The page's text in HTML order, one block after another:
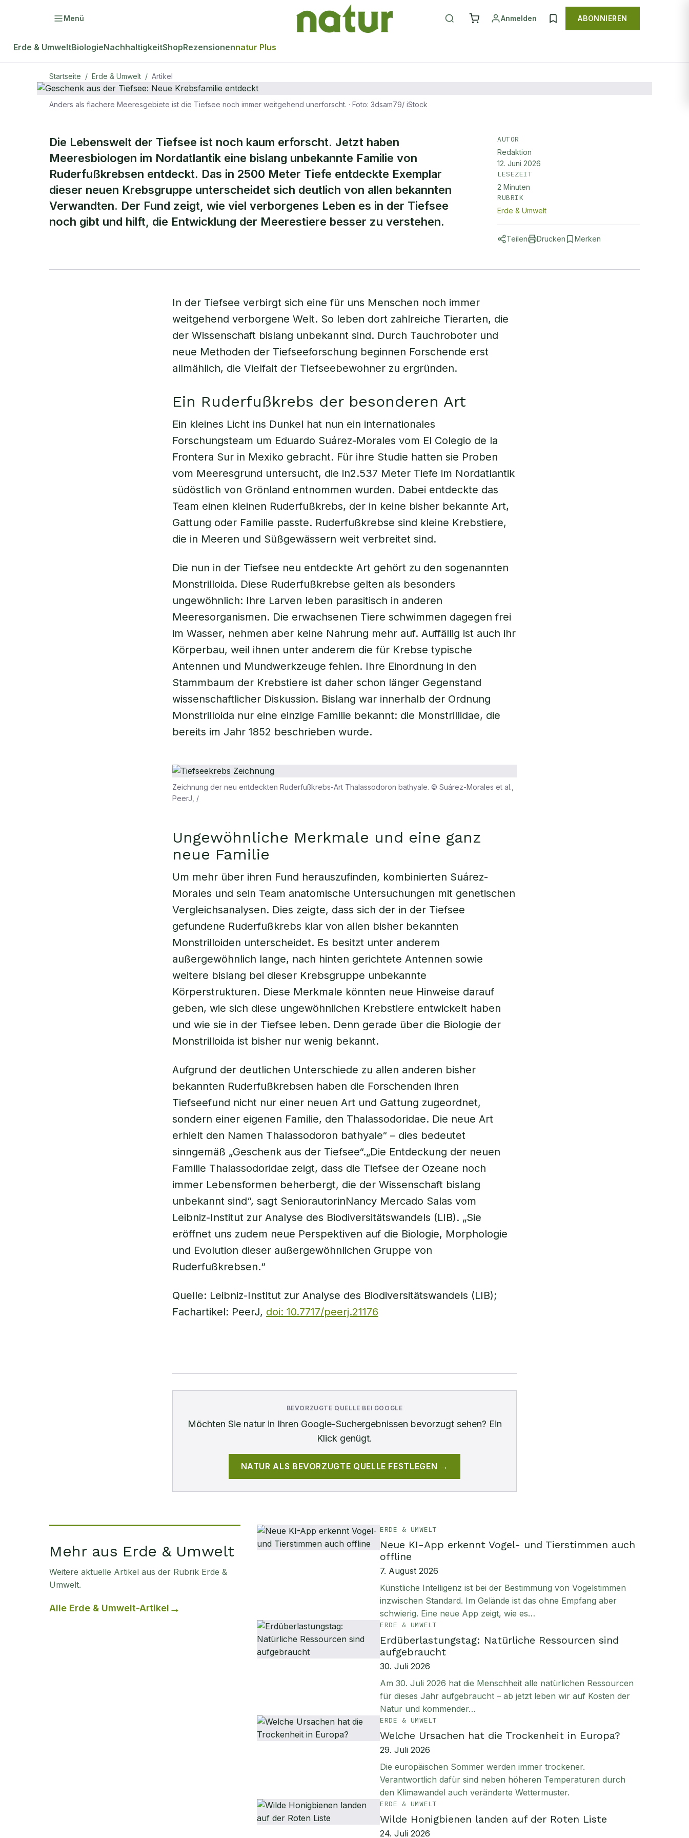
Menü Anmelden ABONNIEREN
Erde & UmweltBiologieNachhaltigkeitShopRezensionennatur Plus
Startseite / Erde & Umwelt / Artikel
Geschenk aus der Tiefsee: Neue
Krebsfamilie entdeckt
Anders als flachere Meeresgebiete ist die Tiefsee noch immer weitgehend unerforscht. · Foto: 3dsam79/ iStock
Die Lebenswelt der Tiefsee ist noch kaum erforscht. Jetzt haben
Meeresbiologen im Nordatlantik eine bislang unbekannte Familie von
Ruderfußkrebsen entdeckt. Das in 2500 Meter Tiefe entdeckte Exemplar
dieser neuen Krebsgruppe unterscheidet sich deutlich von allen bekannten
Verwandten. Der Fund zeigt, wie viel verborgenes Leben es in der Tiefsee
noch gibt und hilft, die Entwicklung der Meerestiere besser zu verstehen.
AUTOR
Redaktion
12. Juni 2026
LESEZEIT
2 Minuten
RUBRIK
Erde & Umwelt
Teilen Drucken Merken
In der Tiefsee verbirgt sich eine für uns Menschen noch immer
weitgehend verborgene Welt. So leben dort zahlreiche Tierarten, die
der Wissenschaft bislang unbekannt sind. Durch Tauchroboter und
neue Methoden der Tiefseeforschung beginnen Forschende erst
allmählich, die Vielfalt der Tiefseebewohner zu ergründen.
Ein Ruderfußkrebs der besonderen Art
Ein kleines Licht ins Dunkel hat nun ein internationales
Forschungsteam um Eduardo Suárez-Morales vom El Colegio de la
Frontera Sur in Mexiko gebracht. Für ihre Studie hatten sie Proben
vom Meeresgrund untersucht, die in2.537 Meter Tiefe im Nordatlantik
südöstlich von Grönland entnommen wurden. Dabei entdeckte das
Team einen kleinen Ruderfußkrebs, der in keine bisher bekannte Art,
Gattung oder Familie passte. Ruderfußkrebse sind kleine Krebstiere,
die in Meeren und Süßgewässern weit verbreitet sind.
Die nun in der Tiefsee neu entdeckte Art gehört zu den sogenannten
Monstrilloida. Diese Ruderfußkrebse gelten als besonders
ungewöhnlich: Ihre Larven leben parasitisch in anderen
Meeresorganismen. Die erwachsenen Tiere schwimmen dagegen frei
im Wasser, nehmen aber keine Nahrung mehr auf. Auffällig ist auch ihr
Körperbau, weil ihnen unter anderem die für Krebse typische
Antennen und Mundwerkzeuge fehlen. Ihre Einordnung in den
Stammbaum der Krebstiere ist daher schon länger Gegenstand
wissenschaftlicher Diskussion. Bislang war innerhalb der Ordnung
Monstrilloida nur eine einzige Familie bekannt: die Monstrillidae, die
bereits im Jahr 1852 beschrieben wurde.
Zeichnung der neu entdeckten Ruderfußkrebs-Art Thalassodoron bathyale. © Suárez-Morales et al.,
PeerJ, /
Ungewöhnliche Merkmale und eine ganz
neue Familie
Um mehr über ihren Fund herauszufinden, kombinierten Suárez-
Morales und sein Team anatomische Untersuchungen mit genetischen
Vergleichsanalysen. Dies zeigte, dass sich der in der Tiefsee
gefundene Ruderfußkrebs klar von allen bisher bekannten
Monstrilloiden unterscheidet. Es besitzt unter anderem
außergewöhnlich lange, nach hinten gerichtete Antennen sowie
weitere bislang bei dieser Krebsgruppe unbekannte
Körperstrukturen. Diese Merkmale könnten neue Hinweise darauf
geben, wie sich diese ungewöhnlichen Krebstiere entwickelt haben
und wie sie in der Tiefsee leben. Denn gerade über die Biologie der
Monstrilloida ist bisher nur wenig bekannt.
Aufgrund der deutlichen Unterschiede zu allen anderen bisher
bekannten Ruderfußkrebsen haben die Forschenden ihren
Tiefseefund nicht nur einer neuen Art und Gattung zugeordnet,
sondern einer eigenen Familie, den Thalassodoridae. Die neue Art
erhielt den Namen Thalassodoron bathyale“ – dies bedeutet
sinngemäß „Geschenk aus der Tiefsee“.„Die Entdeckung der neuen
Familie Thalassodoridae zeigt, dass die Tiefsee der Ozeane noch
immer Lebensformen beherbergt, die der Wissenschaft bislang
unbekannt sind“, sagt SeniorautorinNancy Mercado Salas vom
Leibniz-Institut zur Analyse des Biodiversitätswandels (LIB). „Sie
eröffnet uns zudem neue Perspektiven auf die Biologie, Morphologie
und Evolution dieser außergewöhnlichen Gruppe von
Ruderfußkrebsen.“
Quelle: Leibniz-Institut zur Analyse des Biodiversitätswandels (LIB);
Fachartikel: PeerJ, doi: 10.7717/peerj.21176
BEVORZUGTE QUELLE BEI GOOGLE
Möchten Sie naturin Ihren Google-Suchergebnissen bevorzugt sehen? Ein
Klick genügt.
NATUR ALS BEVORZUGTE QUELLE FESTLEGEN →
Mehr aus Erde & Umwelt
Weitere aktuelle Artikel aus der Rubrik Erde &
Umwelt.
Alle Erde & Umwelt-Artikel
ERDE & UMWELT
Neue KI-App erkennt Vogel- und Tierstimmen auch
offline
7. August 2026
Künstliche Intelligenz ist bei der Bestimmung von Vogelstimmen
inzwischen Standard. Im Gelände ist das ohne Empfang aber
schwierig. Eine neue App zeigt, wie es…
ERDE & UMWELT
Erdüberlastungstag: Natürliche Ressourcen sind
aufgebraucht
30. Juli 2026
Am 30. Juli 2026 hat die Menschheit alle natürlichen Ressourcen
für dieses Jahr aufgebraucht – ab jetzt leben wir auf Kosten der
Natur und kommender…
ERDE & UMWELT
Welche Ursachen hat die Trockenheit in Europa?
29. Juli 2026
Die europäischen Sommer werden immer trockener.
Verantwortlich dafür sind neben höheren Temperaturen durch
den Klimawandel auch veränderte Wettermuster.
ERDE & UMWELT
Wilde Honigbienen landen auf der Roten Liste
24. Juli 2026